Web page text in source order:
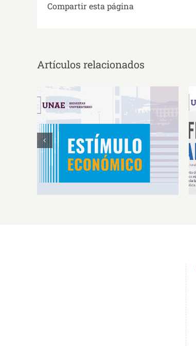
Compartir esta página
Artículos relacionados
Estímulos Económicos para
Deportistas de Alto
Rendimiento IS2026